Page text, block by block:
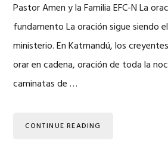
Pastor Amen y la Familia EFC-N La
fundamento La oración sigue siendo
ministerio. En Katmandú, los
orar en cadena, oración de toda la
caminatas de …
CONTINUE READING